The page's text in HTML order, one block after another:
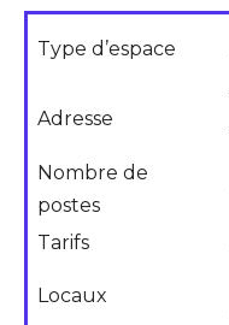
Type d’espace
Adresse
Nombre de
postes
Tarifs
Locaux